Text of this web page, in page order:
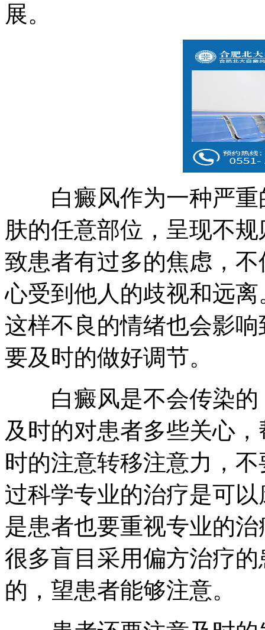
展。
白癜风作为一种严重
肤的任意部位，呈现不
致患者有过多的焦虑，
心受到他人的歧视和远
这样不良的情绪也会影
要及时的做好调节。
白癜风是不会传染的
及时的对患者多些关心
时的注意转移注意力，
过科学专业的治疗是可
是患者也要重视专业的
很多盲目采用偏方治疗
的，望患者能够注意。